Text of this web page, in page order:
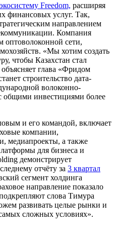
экосистему Freedom, расширяя
финансовых услуг. Так,
направлением
Компания
оптоволоконной сети,
«Мы хотим создать
чтобы Казахстан стал
глава «Фридом
строительство дата-
волоконно-
общими инвестициями более
и его командой, включает
компании,
медиапроекты, а также
для бизнеса и
демонстрирует
отчёту за 3 квартал
сегмент холдинга
направление показало
слова Тимура
развивать целые рынки и
сложных условиях».